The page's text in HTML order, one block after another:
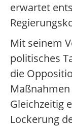
erwartet
Mit seinem
politisches
die
Gleichzeitig
Lockerung